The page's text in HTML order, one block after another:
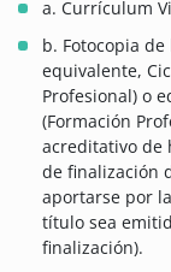
a. Currículum
b. Fotocopia
equivalente,
Profesional) o
(Formación
acreditativo de
de finalización
aportarse por
título sea
finalización).